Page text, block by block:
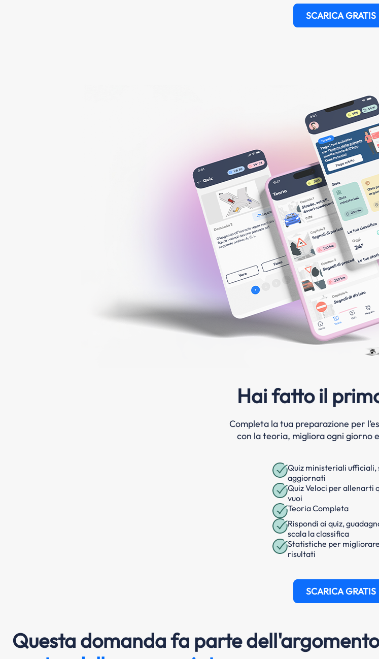
SCARICA GRATIS
Hai fatto il
Completa la tua preparazione per
con la teoria, migliora ogni giorno
Quiz ministeriali ufficiali,
aggiornati
Quiz Veloci per allenarti
vuoi
Teoria Completa
Rispondi ai quiz,
scala la classifica
Statistiche per
risultati
SCARICA GRATIS
Questa domanda fa parte